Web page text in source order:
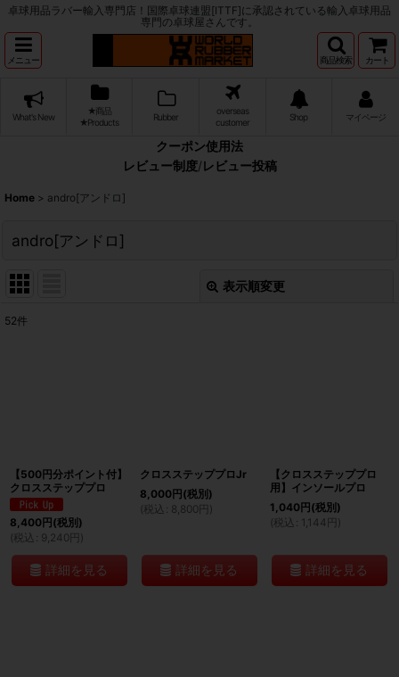
卓球用品ラバー輸入専門店！国際卓球連盟[ITTF]に承認されている輸入卓球用品
専門の卓球屋さんです。
メニュー 商品検索 カート
What's New
★商品
★Products
Rubber
overseas
customer
Shop マイページ
クーポン使用法
レビュー制度/レビュー投稿
Home > andro[アンドロ]
andro[アンドロ]
表示順変更
絞り込む
52件
【500円分ポイント付】
クロスステッププロ
8,400 円 (税別)
(税込 : 9,240 円 )
詳細を見る
クロスステッププロJr
8,000円 (税別)
(税込 : 8,800 円 )
詳細を見る
【クロスステッププロ
用】インソールプロ
1,040円 (税別)
(税込 : 1,144 円 )
詳細を見る